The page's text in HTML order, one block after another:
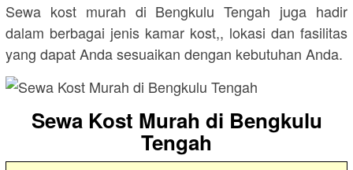
Sewa kost murah di Bengkulu Tengah juga hadir
dalam berbagai jenis kamar kost,, lokasi dan fasilitas
yang dapat Anda sesuaikan dengan kebutuhan Anda.
Sewa Kost Murah di Bengkulu
Tengah